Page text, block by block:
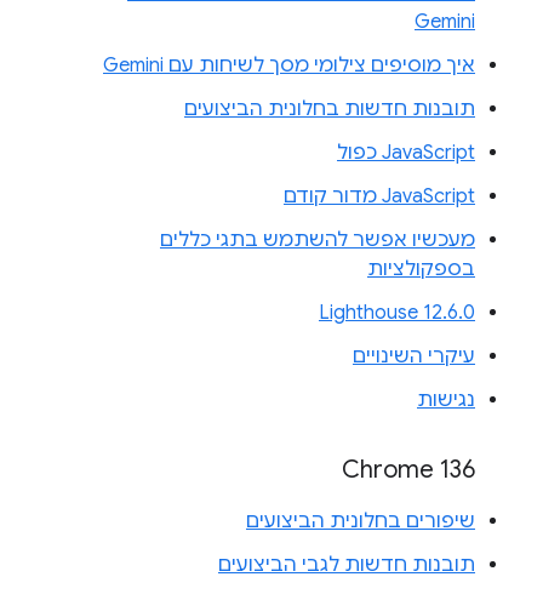
Gemini
איך מוסיפים צילומי מסך לשיחות עם Gemini
תובנות חדשות בחלונית הביצועים
JavaScript כפול
JavaScript מדור קודם
מעכשיו אפשר להשתמש בתגי כללים
בספקולציות
Lighthouse 12.6.0
עיקרי השינויים
נגישות
Chrome 136
שיפורים בחלונית הביצועים
תובנות חדשות לגבי הביצועים